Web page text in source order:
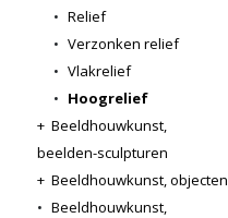
• Relief
• Verzonken relief
• Vlakrelief
• Hoogrelief
+ Beeldhouwkunst,
beelden-sculpturen
+ Beeldhouwkunst, objecten
• Beeldhouwkunst,